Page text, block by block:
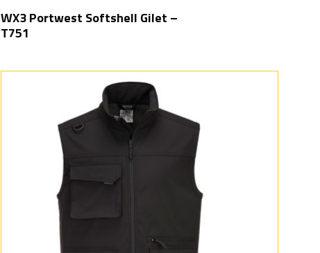
WX3 Portwest Softshell Gilet –
T751